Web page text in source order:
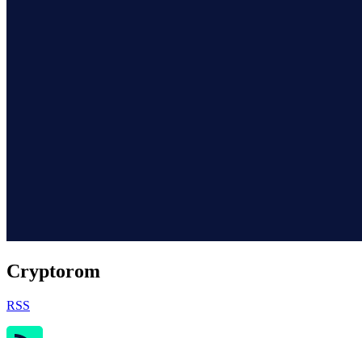
Cryptorom
RSS